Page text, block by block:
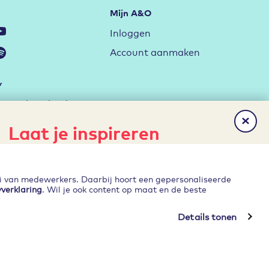
medewerkers. Daarbij hoort een gepersonaliseerde
. Wil je ook content op maat en de beste
Details tonen
Laat je inspireren
in je inbox?
met de RI&E
Mijn A&O
Inloggen
Account aanmaken